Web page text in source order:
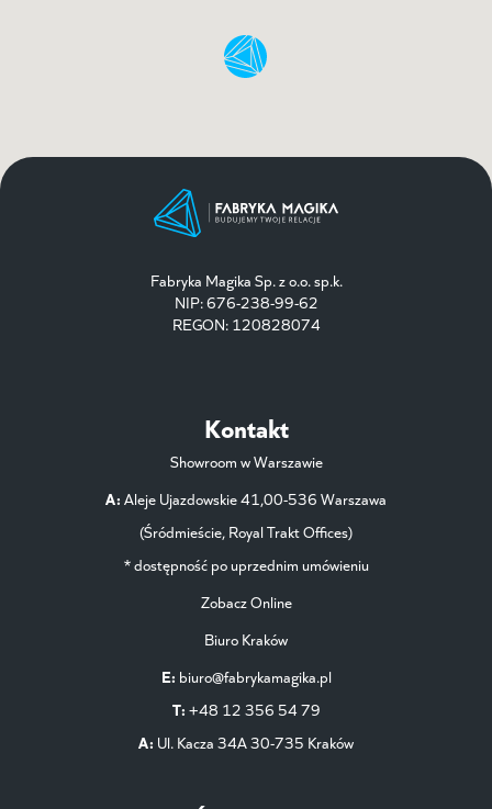
Fabryka Magika Sp. z o.o. sp.k.
NIP: 676-238-99-62
REGON: 120828074
Kontakt
Showroom w Warszawie
A: Aleje Ujazdowskie 41,00-536 Warszawa
(Śródmieście, Royal Trakt Offices)
* dostępność po uprzednim umówieniu
Zobacz Online
Biuro Kraków
E: biuro@fabrykamagika.pl
T: +48 12 356 54 79
A: Ul. Kacza 34A 30-735 Kraków